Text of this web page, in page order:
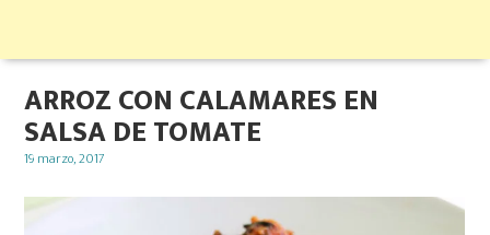
ARROZ CON CALAMARES EN
SALSA DE TOMATE
Posted
19 marzo, 2017